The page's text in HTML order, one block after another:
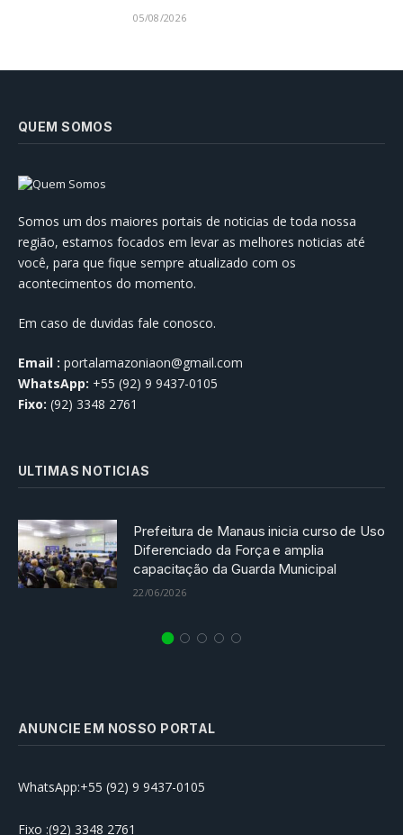
05/08/2026
QUEM SOMOS
Somos um dos maiores portais de noticias de toda nossa
região, estamos focados em levar as melhores noticias até
você, para que fique sempre atualizado com os
acontecimentos do momento.
Em caso de duvidas fale conosco.
Email : portalamazoniaon@gmail.com
WhatsApp: +55 (92) 9 9437-0105
Fixo: (92) 3348 2761
ULTIMAS NOTICIAS
Prefeitura de Manaus inicia curso de Uso
Diferenciado da Força e amplia
capacitação da Guarda Municipal
22/06/2026
ANUNCIE EM NOSSO PORTAL
WhatsApp:+55 (92) 9 9437-0105
Fixo :(92) 3348 2761